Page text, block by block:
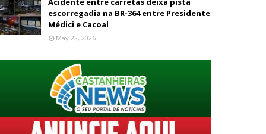
escorregadia na BR-364 entre Presidente
Médici e Cacoal
May 22, 2026